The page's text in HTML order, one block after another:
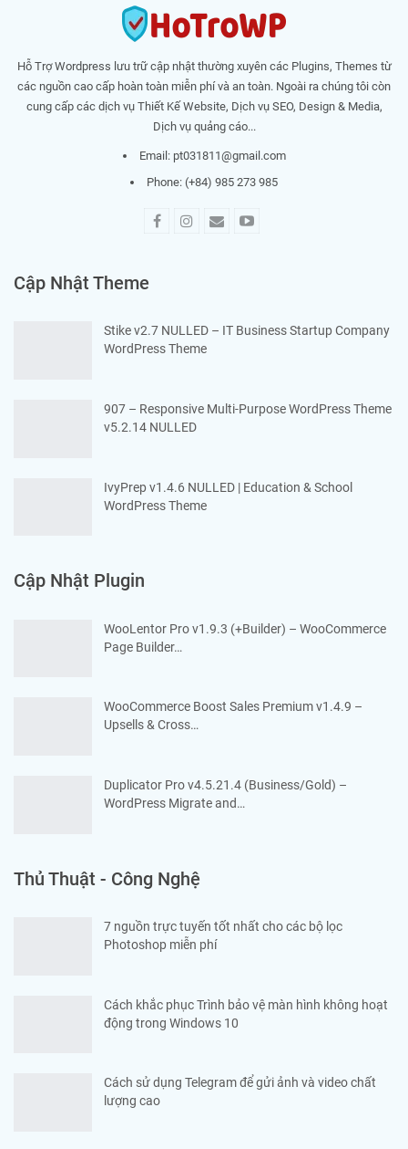
Hỗ Trợ Wordpress lưu trữ cập nhật thường xuyên các Plugins, Themes từ
các nguồn cao cấp hoàn toàn miễn phí và an toàn. Ngoài ra chúng tôi còn
cung cấp các dịch vụ Thiết Kế Website, Dịch vụ SEO, Design & Media,
Dịch vụ quảng cáo...
Email: pt031811@gmail.com
Phone: (+84) 985 273 985
Cập Nhật Theme
Stike v2.7 NULLED – IT Business Startup Company
WordPress Theme
907 – Responsive Multi-Purpose WordPress Theme
v5.2.14 NULLED
IvyPrep v1.4.6 NULLED | Education & School
WordPress Theme
Cập Nhật Plugin
WooLentor Pro v1.9.3 (+Builder) – WooCommerce
Page Builder…
WooCommerce Boost Sales Premium v1.4.9 –
Upsells & Cross…
Duplicator Pro v4.5.21.4 (Business/Gold) –
WordPress Migrate and…
Thủ Thuật - Công Nghệ
7 nguồn trực tuyến tốt nhất cho các bộ lọc
Photoshop miễn phí
Cách khắc phục Trình bảo vệ màn hình không hoạt
động trong Windows 10
Cách sử dụng Telegram để gửi ảnh và video chất
lượng cao